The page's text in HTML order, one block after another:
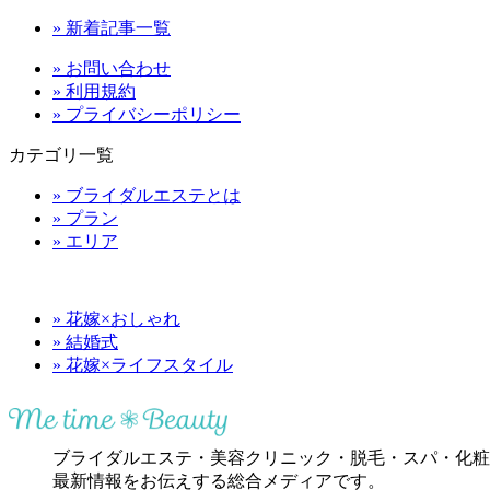
» 新着記事一覧
» お問い合わせ
» 利用規約
» プライバシーポリシー
カテゴリ一覧
» ブライダルエステとは
» プラン
» エリア
» 花嫁×おしゃれ
» 結婚式
» 花嫁×ライフスタイル
ブライダルエステ・美容クリニック・脱毛・スパ・化
最新情報をお伝えする総合メディアです。